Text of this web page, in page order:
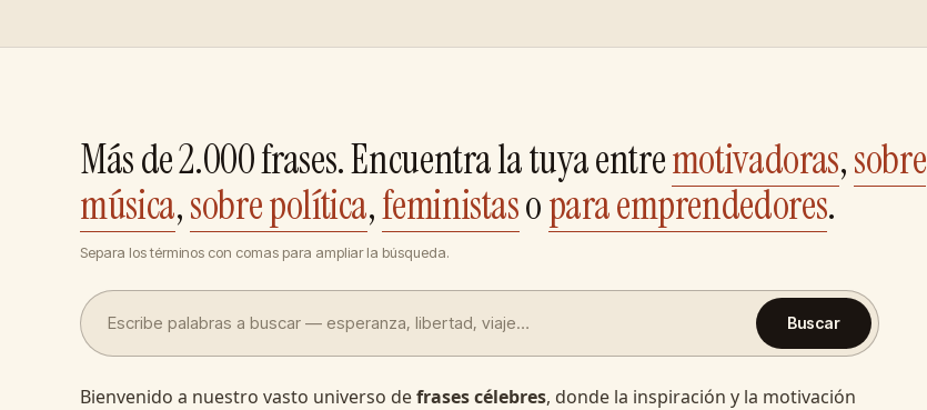
Más de 2.000 frases. Encuentra la tuya entremotivadoras,sobre
música,sobre política,feministasopara emprendedores.
Separa los términos con comas para ampliar la búsqueda.
Buscar
Bienvenido a nuestro vasto universo defrases célebres, donde la inspiración y la motivación